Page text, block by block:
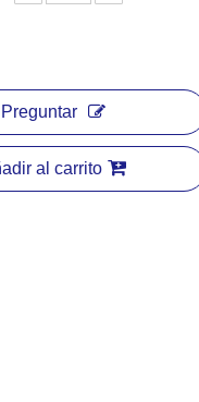
Preguntar
al carrito